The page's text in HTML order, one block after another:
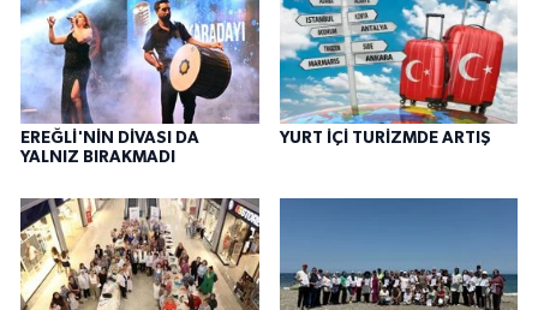
EREĞLİ'NİN DİVASI DA
YALNIZ BIRAKMADI
YURT İÇİ TURİZMDE ARTIŞ